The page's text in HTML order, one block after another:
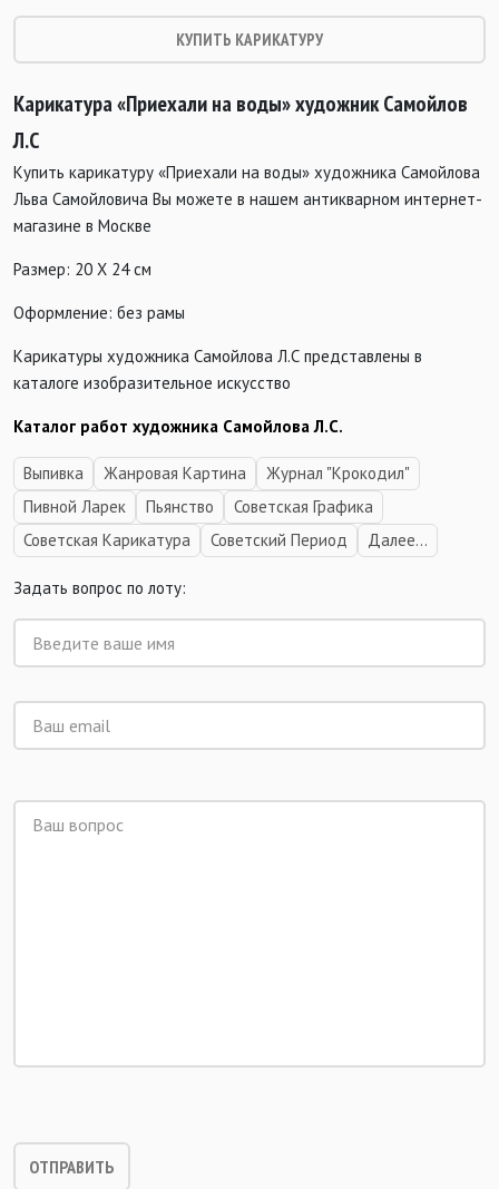
КУПИТЬ КАРИКАТУРУ
Карикатура «Приехали на воды» художник Самойлов
Л.С
Купить карикатуру «Приехали на воды» художника Самойлова
Льва Самойловича Вы можете в нашем антикварном интернет-
магазине в Москве
Размер: 20 Х 24 см
Оформление: без рамы
Карикатуры художника Самойлова Л.С представлены в
каталоге изобразительное искусство
Каталог работ художника Самойлова Л.С.
Выпивка Жанровая Картина
Журнал "Крокодил"
Пивной Ларек
Пьянство
Советская Графика
Советская Карикатура
Советский Период Далее...
Задать вопрос по лоту: